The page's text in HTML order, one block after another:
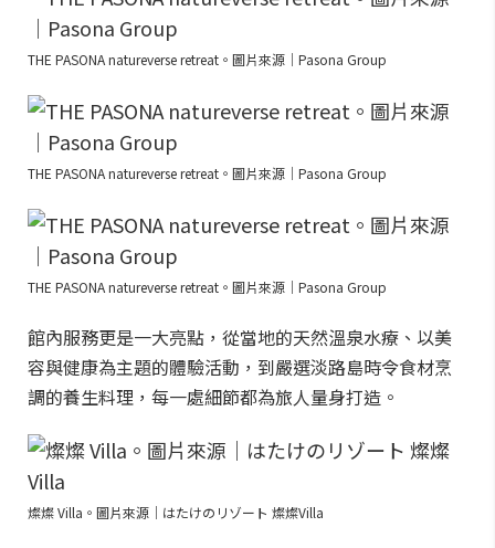
THE PASONA natureverse retreat。圖片來源｜Pasona Group
THE PASONA natureverse retreat。圖片來源｜Pasona Group
THE PASONA natureverse retreat。圖片來源｜Pasona Group
館內服務更是一大亮點，從當地的天然溫泉水療、以美
容與健康為主題的體驗活動，到嚴選淡路島時令食材烹
調的養生料理，每一處細節都為旅人量身打造。
燦燦 Villa。圖片來源｜はたけのリゾート 燦燦Villa